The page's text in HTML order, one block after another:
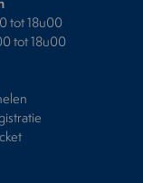
tot 18u00
tot 18u00